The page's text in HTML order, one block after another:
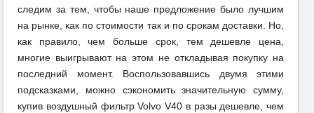
следим за тем, чтобы наше предложение было лучшим
на рынке, как по стоимости так и по срокам доставки. Но,
как правило, чем больше срок, тем дешевле цена,
многие выигрывают на этом не откладывая покупку на
последний момент. Воспользовавшись двумя этими
подсказками, можно сэкономить значительную сумму,
купив воздушный фильтр Volvo V40 в разы дешевле, чем